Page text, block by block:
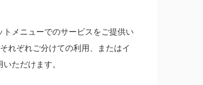
メニューでのサービスをご提供い
れぞれご分けての利用、またはイ
ただけます。